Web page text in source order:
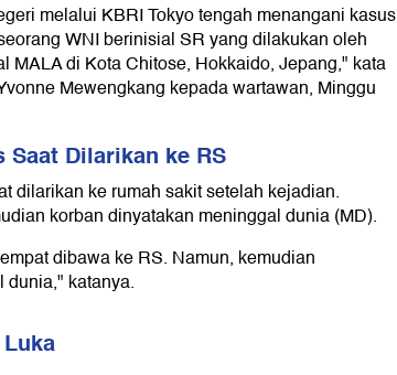
melalui KBRI Tokyo tengah menangani kasus
WNI berinisial SR yang dilakukan oleh
MALA di Kota Chitose, Hokkaido, Jepang," kata
Mewengkang kepada wartawan, Minggu
Saat Dilarikan ke RS
dilarikan ke rumah sakit setelah kejadian.
korban dinyatakan meninggal dunia (MD).
dibawa ke RS. Namun, kemudian
katanya.